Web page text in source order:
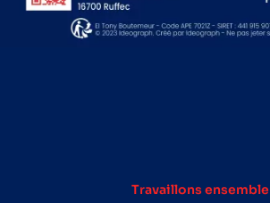
Travaillons ensemble